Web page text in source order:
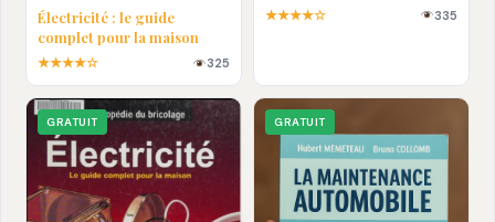
Électricité : le guide
complet pour la maison
★★★★☆ 325
★★★★☆ 335
GRATUIT GRATUIT